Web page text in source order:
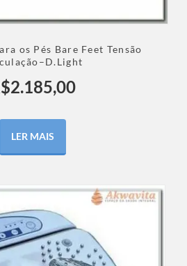
os Pés Bare Feet Tensão
2.185,00
LER MAIS